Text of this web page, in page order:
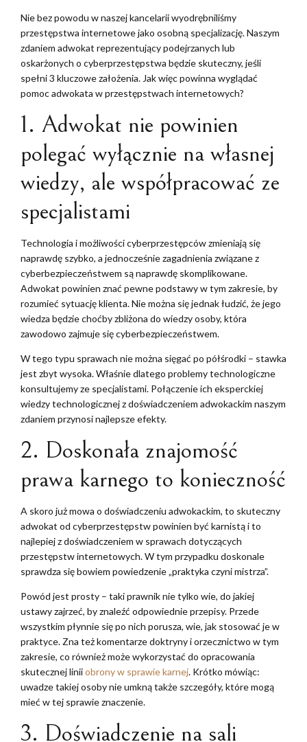
Nie bez powodu w naszej kancelarii wyodrębniliśmy
przestępstwa internetowe jako osobną specjalizację. Naszym
zdaniem adwokat reprezentujący podejrzanych lub
oskarżonych o cyberprzestępstwa będzie skuteczny, jeśli
spełni 3 kluczowe założenia. Jak więc powinna wyglądać
pomoc adwokata w przestępstwach internetowych?
1. Adwokat nie powinien
polegać wyłącznie na własnej
wiedzy, ale współpracować ze
specjalistami
Technologia i możliwości cyberprzestępców zmieniają się
naprawdę szybko, a jednocześnie zagadnienia związane z
cyberbezpieczeństwem są naprawdę skomplikowane.
Adwokat powinien znać pewne podstawy w tym zakresie, by
rozumieć sytuację klienta. Nie można się jednak łudzić, że jego
wiedza będzie choćby zbliżona do wiedzy osoby, która
zawodowo zajmuje się cyberbezpieczeństwem.
W tego typu sprawach nie można sięgać po półśrodki – stawka
jest zbyt wysoka. Właśnie dlatego problemy technologiczne
konsultujemy ze specjalistami. Połączenie ich eksperckiej
wiedzy technologicznej z doświadczeniem adwokackim naszym
zdaniem przynosi najlepsze efekty.
2. Doskonała znajomość
prawa karnego to konieczność
A skoro już mowa o doświadczeniu adwokackim, to skuteczny
adwokat od cyberprzestępstw powinien być karnistą i to
najlepiej z doświadczeniem w sprawach dotyczących
przestępstw internetowych. W tym przypadku doskonale
sprawdza się bowiem powiedzenie „praktyka czyni mistrza”.
Powód jest prosty – taki prawnik nie tylko wie, do jakiej
ustawy zajrzeć, by znaleźć odpowiednie przepisy. Przede
wszystkim płynnie się po nich porusza, wie, jak stosować je w
praktyce. Zna też komentarze doktryny i orzecznictwo w tym
zakresie, co również może wykorzystać do opracowania
skutecznej liniiobrony w sprawie karnej. Krótko mówiąc:
uwadze takiej osoby nie umkną także szczegóły, które mogą
mieć w tej sprawie znaczenie.
3. Doświadczenie na sali